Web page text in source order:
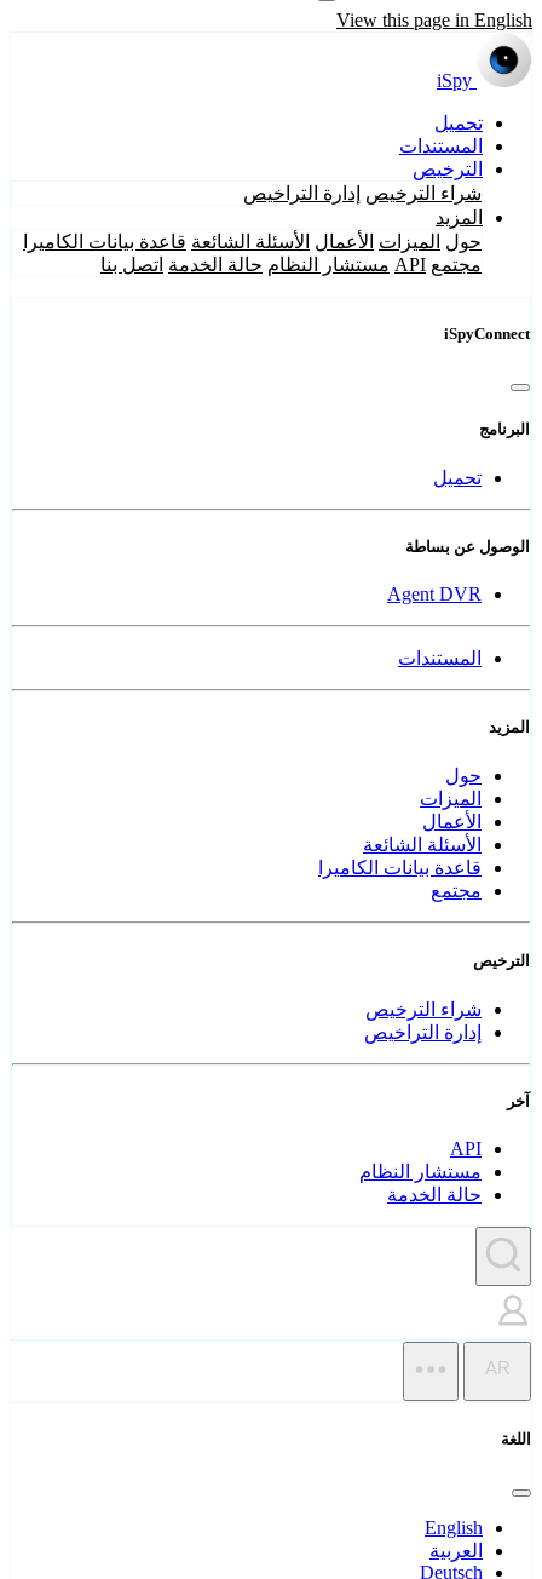
View this page in English
iSpy
تحميل
المستندات
الترخيص
شراء الترخيص إدارة التراخيص
المزيد
حول الميزات الأعمال الأسئلة الشائعة قاعدة بيانات الكاميرا
مجتمع API مستشار النظام حالة الخدمة اتصل بنا
iSpyConnect
البرنامج
تحميل
الوصول عن بساطة
Agent DVR
المستندات
المزيد
حول
الميزات
الأعمال
الأسئلة الشائعة
قاعدة بيانات الكاميرا
مجتمع
الترخيص
شراء الترخيص
إدارة التراخيص
آخر
API
مستشار النظام
حالة الخدمة
AR
اللغة
English
العربية
Deutsch